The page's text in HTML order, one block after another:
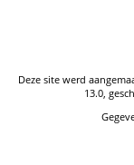
Deze site werd
13.0,